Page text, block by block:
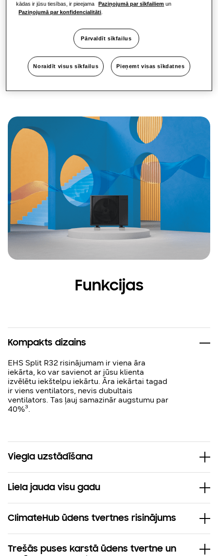
Jaunais EHS Split diapazons izmanto R32
aukstumaģentu. Šim aukstumaģentam ir zemāks
iepriekšējo EHS Split modeli (AE120AXEDEH/EU), kas
satur R410A aukstumaģentiem¹. Tas arī samazina
nepieciešamo aukstumaģenta daudzumu¹.
Funkcijas
Kompakts dizains
EHS Split R32 risinājumam ir viena āra
iekārta, ko var savienot ar jūsu klienta
izvēlētu iekštelpu iekārtu. Āra iekārtai tagad
ir viens ventilators, nevis dubultais
ventilators. Tas ļauj samazinār augstumu par
40%³.
Viegla uzstādīšana
Liela jauda visu gadu
ClimateHub ūdens tvertnes risinājums
Trešās puses karstā ūdens tvertne un
kādas ir jūsu tiesības, ir pieejama
Paziņojumā par sīkfailiem un
Paziņojumā par konfidencialitāti.
Pārvaldīt sīkfailus
Noraidīt visus sīkfailus Pieņemt visas sīkdatnes